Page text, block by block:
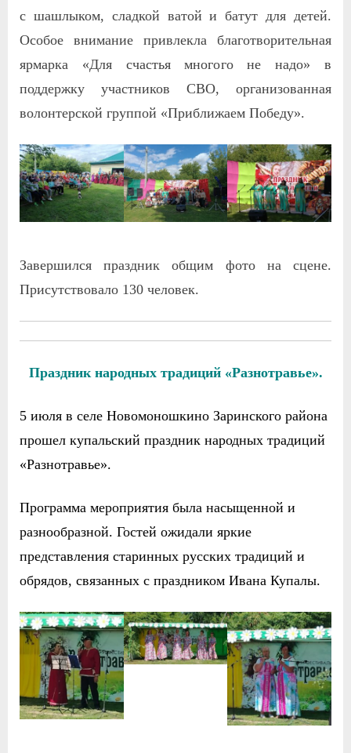
с шашлыком, сладкой ватой и батут для детей.
Особое внимание привлекла благотворительная
ярмарка «Для счастья многого не надо» в
поддержку участников СВО, организованная
волонтерской группой «Приближаем Победу».
Завершился праздник общим фото на сцене.
Присутствовало 130 человек.
Праздник народных традиций «Разнотравье».
5 июля в селе Новомоношкино Заринского района
прошел купальский праздник народных традиций
«Разнотравье».
Программа мероприятия была насыщенной и
разнообразной. Гостей ожидали яркие
представления старинных русских традиций и
обрядов, связанных с праздником Ивана Купалы.